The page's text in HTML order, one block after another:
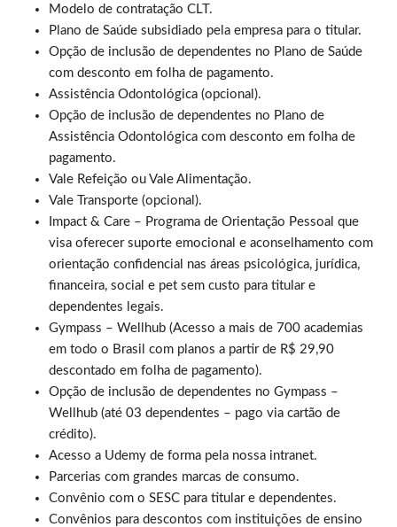
Modelo de contratação CLT.
Plano de Saúde subsidiado pela empresa para o titular.
Opção de inclusão de dependentes no Plano de Saúde
com desconto em folha de pagamento.
Assistência Odontológica (opcional).
Opção de inclusão de dependentes no Plano de
Assistência Odontológica com desconto em folha de
pagamento.
Vale Refeição ou Vale Alimentação.
Vale Transporte (opcional).
Impact & Care – Programa de Orientação Pessoal que
visa oferecer suporte emocional e aconselhamento com
orientação confidencial nas áreas psicológica, jurídica,
financeira, social e pet sem custo para titular e
dependentes legais.
Gympass – Wellhub (Acesso a mais de 700 academias
em todo o Brasil com planos a partir de R$ 29,90
descontado em folha de pagamento).
Opção de inclusão de dependentes no Gympass –
Wellhub (até 03 dependentes – pago via cartão de
crédito).
Acesso a Udemy de forma pela nossa intranet.
Parcerias com grandes marcas de consumo.
Convênio com o SESC para titular e dependentes.
Convênios para descontos com instituições de ensino